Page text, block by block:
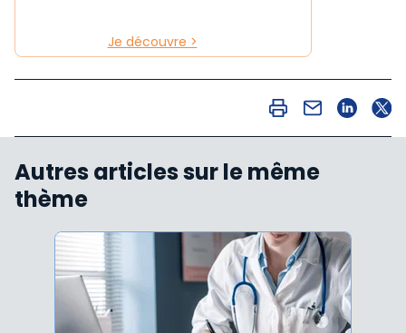
Je découvre >
Autres articles sur le même
thème